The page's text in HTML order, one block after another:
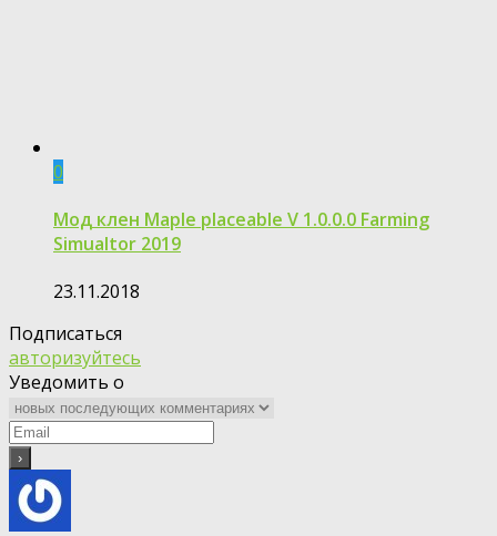
0
Мод клен Maple placeable V 1.0.0.0 Farming
Simualtor 2019
23.11.2018
Подписаться
авторизуйтесь
Уведомить о